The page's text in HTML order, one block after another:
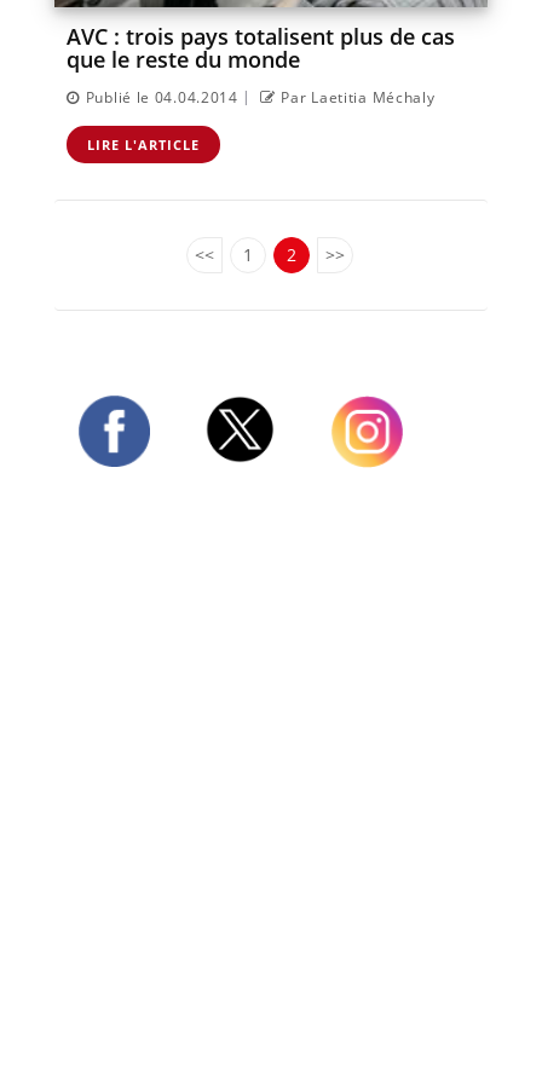
AVC : trois pays totalisent plus de cas
que le reste du monde
Publié le 04.04.2014 | Par Laetitia Méchaly
LIRE L'ARTICLE
<< 1 2 >>